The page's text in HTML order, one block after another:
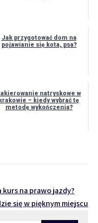
Jak przygotować dom na
pojawianie się kota, psa?
natryskowe w
krakowie – kiedy wybrać tę
metodę wykończenia?
na prawo jazdy?
się w pięknym miejscu